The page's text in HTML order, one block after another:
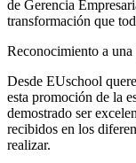
de Gerencia
transformación que
Reconocimiento a
Desde EUschool
esta promoción de la
demostrado ser
recibidos en los
realizar.